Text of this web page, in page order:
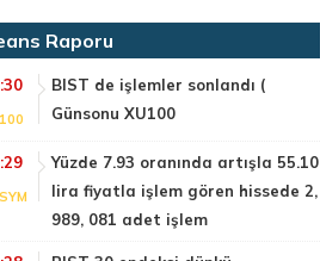
Raporu
BIST de işlemler sonlandı (
Günsonu XU100
Yüzde 7.93 oranında artışla 55.10
lira fiyatla işlem gören hissede 2,
989, 081 adet işlem